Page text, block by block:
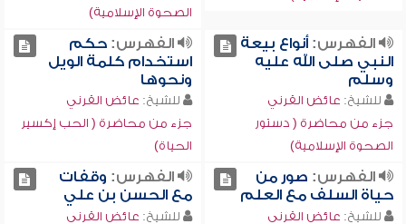
الصحوة الإسلامية)
الفهرس:أنواع بيعة
النبي صلى الله عليه
وسلم
للشيخ: عائض القرني
جزء من محاضرة ( دستور
الصحوة الإسلامية)
الفهرس:حكم
استخدام كلمة الويل
ونحوها
للشيخ: عائض القرني
جزء من محاضرة ( الحب إكسير
الحياة)
الفهرس: صور من
حياة السلف مع العلم
للشيخ: عائض القرني
الفهرس: وقفات
مع الحسن بن علي
للشيخ: عائض القرني